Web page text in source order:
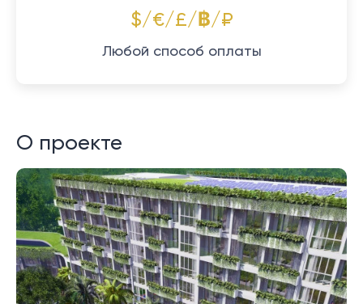
$/€/£/฿/₽
Любой способ оплаты
О проекте